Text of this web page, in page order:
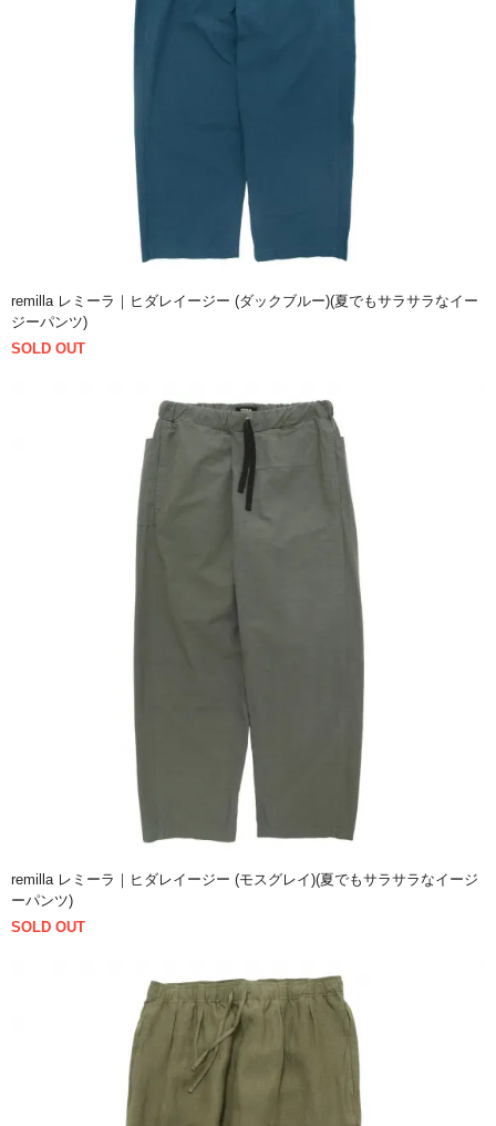
remilla レミーラ｜ヒダレイージー (ダックブルー)(夏でもサラサラなイー
ジーパンツ)
SOLD OUT
remilla レミーラ｜ヒダレイージー (モスグレイ)(夏でもサラサラなイージ
ーパンツ)
SOLD OUT